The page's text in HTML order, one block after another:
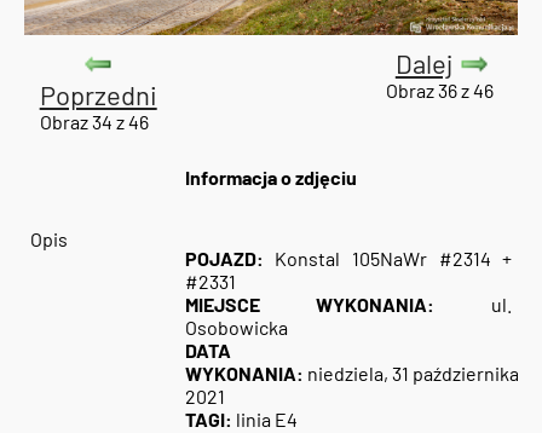
Poprzedni
Obraz 34 z 46
Dalej
Obraz 36 z 46
Informacja o zdjęciu
Opis
POJAZD: Konstal 105NaWr #2314 +
#2331
MIEJSCE WYKONANIA:
ul.
Osobowicka
DATA
WYKONANIA: niedziela, 31 października
2021
TAGI: linia E4